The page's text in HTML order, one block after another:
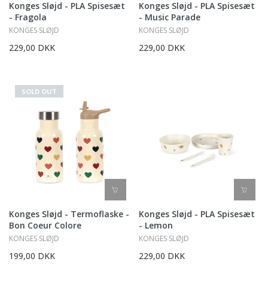
Konges Sløjd - PLA Spisesæt
- Fragola
KONGES SLØJD
229,00 DKK
Konges Sløjd - PLA Spisesæt
- Music Parade
KONGES SLØJD
229,00 DKK
SOLD OUT
Konges Sløjd - Termoflaske -
Bon Coeur Colore
KONGES SLØJD
199,00 DKK
Konges Sløjd - PLA Spisesæt
- Lemon
KONGES SLØJD
229,00 DKK